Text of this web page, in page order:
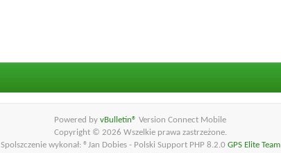
Powered by vBulletin® Version Connect Mobile
Copyright © 2026 Wszelkie prawa zastrzeżone.
Spolszczenie wykonał: ®Jan Dobies - Polski Support PHP 8.2.0 GPS Elite Team